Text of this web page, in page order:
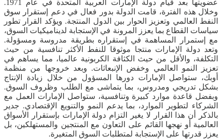
عضويتها بعد قيام دولة الإمارات العربية المتحدة في عام 1971.
وخلال هذه الفترة، قامت الدولة بدور فعال في دعم إستقرار سوق
النفط العالمي وتعزيز الحوار بين الدول المنتجة. ويؤكد القرار تطور
سياسات القطاع بما يعزز المرونة في الإستجابة لديناميكيات السوق،
مع إستمرار المساهمة في إستقراره بطريقة مدروسة ومسؤولة.
وتعد دولة الإمارات منتجا موثوقا للنفط الأكثر تنافسية من حيث
التكلفة، والأقل من حيث الكثافة الكربونية عالميا، مما يساهم في
تعزيز النمو العالمي وخفض الإنبعاثات. وبعد خروجها من منظمة
أوبك، ستواصل الإمارات دورها المسؤول من خلال زيادة الإنتاج
بشكل تدريجي ومدروس، بما يتماشى مع الطلب وظروف السوق.
وبفضل قاعدة موارد كبيرة وتنافسية، ستواصل الإمارات العمل مع
الشركاء لتطوير الموارد، بما يدعم النمو والتنويع الإقتصادي. جدير
بالذكر أن هذا القرار لا يغير التزام دولة الإمارات بإستقرار الأسواق
العالمية أو نهجها القائم على التعاون مع المنتجين والمستهلكين، بل
يعزز قدرتها على الإستجابة لمتطلبات السوق المتغيرة.